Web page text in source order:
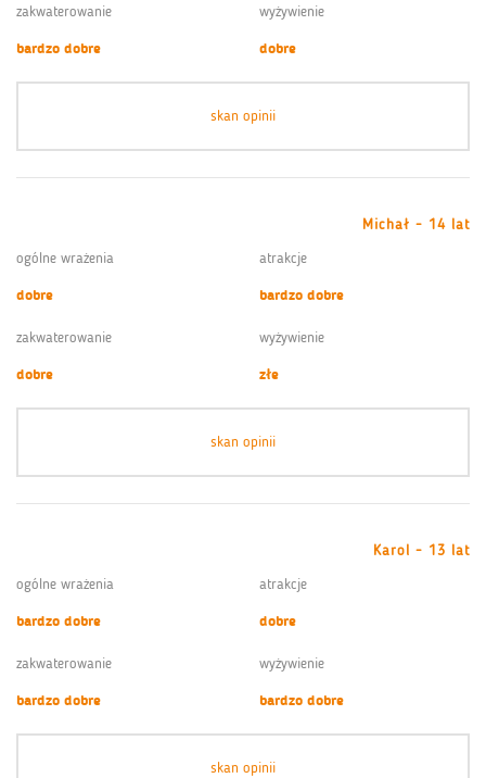
zakwaterowanie
bardzo dobre
wyżywienie
dobre
skan opinii
Michał - 14 lat
ogólne wrażenia
dobre
atrakcje
bardzo dobre
zakwaterowanie
dobre
wyżywienie
złe
skan opinii
Karol - 13 lat
ogólne wrażenia
bardzo dobre
atrakcje
dobre
zakwaterowanie
bardzo dobre
wyżywienie
bardzo dobre
skan opinii